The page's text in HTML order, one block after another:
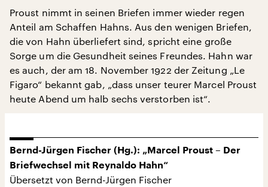
Proust nimmt in seinen Briefen immer wieder regen
Anteil am Schaffen Hahns. Aus den wenigen Briefen,
die von Hahn überliefert sind, spricht eine große
Sorge um die Gesundheit seines Freundes. Hahn war
es auch, der am 18. November 1922 der Zeitung „Le
Figaro“ bekannt gab, „dass unser teurer Marcel Proust
heute Abend um halb sechs verstorben ist“.
Bernd-Jürgen Fischer (Hg.): „Marcel Proust – Der
Briefwechsel mit Reynaldo Hahn“
Übersetzt von Bernd-Jürgen Fischer